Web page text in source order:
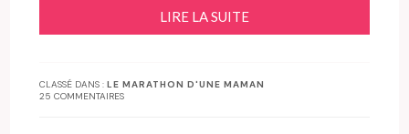
LIRE LA SUITE
CLASSÉ DANS :LE MARATHON D'UNE MAMAN
25 COMMENTAIRES